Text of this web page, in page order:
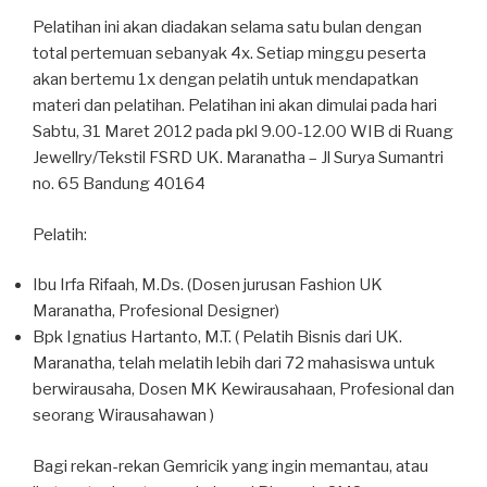
Pelatihan ini akan diadakan selama satu bulan dengan
total pertemuan sebanyak 4x. Setiap minggu peserta
akan bertemu 1x dengan pelatih untuk mendapatkan
materi dan pelatihan. Pelatihan ini akan dimulai pada hari
Sabtu, 31 Maret 2012 pada pkl 9.00-12.00 WIB di Ruang
Jewellry/Tekstil FSRD UK. Maranatha – Jl Surya Sumantri
no. 65 Bandung 40164
Pelatih:
Ibu Irfa Rifaah, M.Ds. (Dosen jurusan Fashion UK
Maranatha, Profesional Designer)
Bpk Ignatius Hartanto, M.T. ( Pelatih Bisnis dari UK.
Maranatha, telah melatih lebih dari 72 mahasiswa untuk
berwirausaha, Dosen MK Kewirausahaan, Profesional dan
seorang Wirausahawan )
Bagi rekan-rekan Gemricik yang ingin memantau, atau